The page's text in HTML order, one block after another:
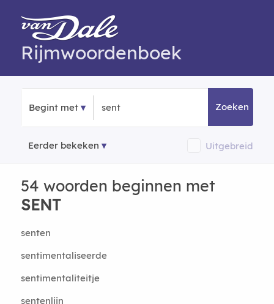
Rijmwoordenboek
Begint met Zoeken
Eerder bekeken Uitgebreid
54 woorden beginnen met
SENT
senten
sentimentaliseerde
sentimentaliteitje
sentenlijn